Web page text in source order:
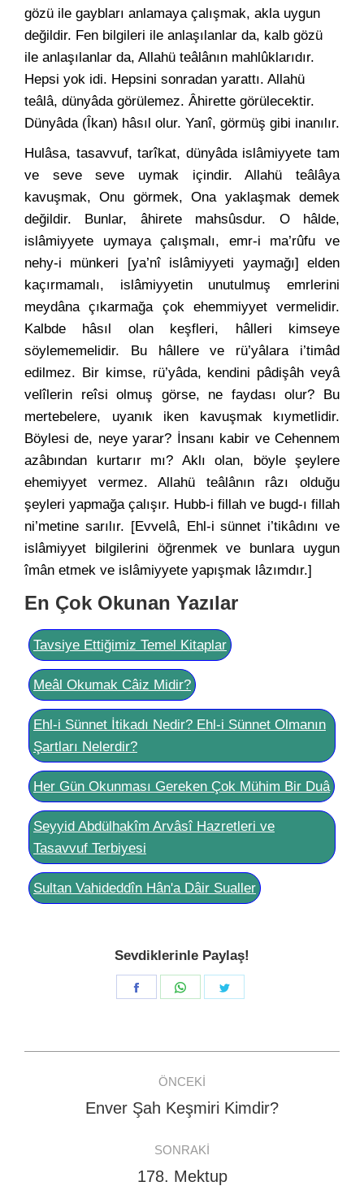
gözü ile gaybları anlamaya çalışmak, akla uygun
değildir. Fen bilgileri ile anlaşılanlar da, kalb gözü
ile anlaşılanlar da, Allahü teâlânın mahlûklarıdır.
Hepsi yok idi. Hepsini sonradan yarattı. Allahü
teâlâ, dünyâda görülemez. Âhirette görülecektir.
Dünyâda (Îkan) hâsıl olur. Yanî, görmüş gibi inanılır.
Hulâsa, tasavvuf, tarîkat, dünyâda islâmiyyete tam
ve seve seve uymak içindir. Allahü teâlâya
kavuşmak, Onu görmek, Ona yaklaşmak demek
değildir. Bunlar, âhirete mahsûsdur. O hâlde,
islâmiyyete uymaya çalışmalı, emr-i ma’rûfu ve
nehy-i münkeri [ya’nî islâmiyyeti yaymağı] elden
kaçırmamalı, islâmiyyetin unutulmuş emrlerini
meydâna çıkarmağa çok ehemmiyyet vermelidir.
Kalbde hâsıl olan keşfleri, hâlleri kimseye
söylememelidir. Bu hâllere ve rü’yâlara i’timâd
edilmez. Bir kimse, rü’yâda, kendini pâdişâh veyâ
velîlerin reîsi olmuş görse, ne faydası olur? Bu
mertebelere, uyanık iken kavuşmak kıymetlidir.
Böylesi de, neye yarar? İnsanı kabir ve Cehennem
azâbından kurtarır mı? Aklı olan, böyle şeylere
ehemiyyet vermez. Allahü teâlânın râzı olduğu
şeyleri yapmağa çalışır. Hubb-i fillah ve bugd-ı fillah
ni’metine sarılır. [Evvelâ, Ehl-i sünnet i’tikâdını ve
islâmiyyet bilgilerini öğrenmek ve bunlara uygun
îmân etmek ve islâmiyyete yapışmak lâzımdır.]
En Çok Okunan Yazılar
Tavsiye Ettiğimiz Temel Kitaplar
Meâl Okumak Câiz Midir?
Ehl-i Sünnet İtikadı Nedir? Ehl-i Sünnet Olmanın
Şartları Nelerdir?
Her Gün Okunması Gereken Çok Mühim Bir Duâ
Seyyid Abdülhakîm Arvâsî Hazretleri ve
Tasavvuf Terbiyesi
Sultan Vahideddîn Hân'a Dâir Sualler
Sevdiklerinle Paylaş!
Share
Share
navigation
ÖNCEKI
Previous
Enver Şah Keşmiri Kimdir?
SONRAKI
Next
178. Mektup